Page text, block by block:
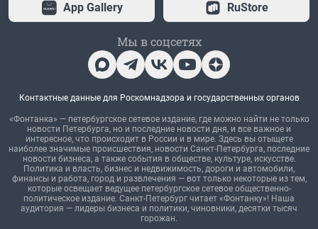
App Gallery RuStore
Мы в соцсетях
Контактные данные для Роскомнадзора и государственных органов
«Фонтанка» — петербургское сетевое издание, где можно найти не только
новости Петербурга, но и последние новости дня, и все важное и
интересное, что происходит в России и в мире. Здесь вы отыщете
наиболее значимые происшествия, новости Санкт-Петербурга, последние
новости бизнеса, а также события в обществе, культуре, искусстве.
Политика и власть, бизнес и недвижимость, дороги и автомобили,
финансы и работа, город и развлечения — вот только некоторые из тем,
которые освещает ведущее петербургское сетевое общественно-
политическое издание. Санкт-Петербург читает «Фонтанку»! Наша
аудитория — лидеры бизнеса и политики, чиновники, десятки тысяч
горожан.